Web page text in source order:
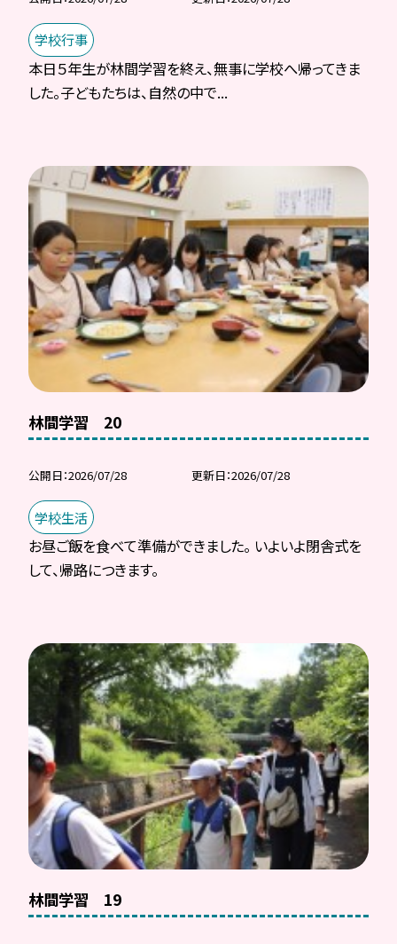
学校行事
本日５年生が林間学習を終え、無事に学校へ帰ってきま
した。子どもたちは、自然の中で...
林間学習 20
公開日 2026/07/28 更新日 2026/07/28
学校生活
お昼ご飯を食べて準備ができました。 いよいよ閉舎式を
して、帰路につきます。
林間学習 19